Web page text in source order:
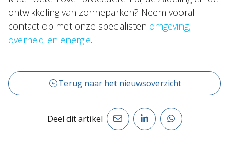
ontwikkeling van zonneparken? Neem vooral
contact op met onze specialisten omgeving,
overheid en energie.
Terug naar het nieuwsoverzicht
Deel dit artikel